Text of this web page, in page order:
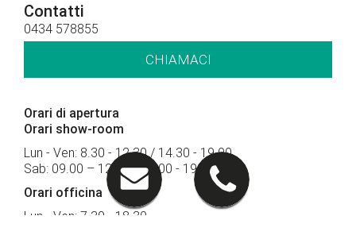
Contatti
0434 578855
CHIAMACI
Orari di apertura
Orari show-room
Lun - Ven: 8.30 - 12.30 / 14.30 - 19.00
Sab: 09.00 – 12.30 / 15.00 - 19.00
Orari officina
Lun - Ven: 7.30 - 18.30